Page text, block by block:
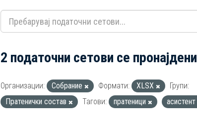
2 податочни сетови се пронајдени
Организации: Собрание Формати: XLSX
Групи:
Пратенички состав
Тагови: пратеници асистент